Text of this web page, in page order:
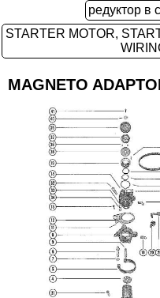
редуктор в
STARTER MOTOR,
MAGNETO